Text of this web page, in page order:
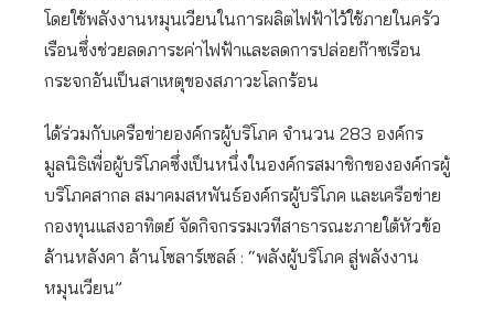
โดยใช้พลังงานหมุนเวียนในการผลิตไฟฟ้าไว้ใช้ภายในครัว
เรือนซึ่งช่วยลดภาระค่าไฟฟ้าและลดการปล่อยก๊าซเรือน
กระจกอันเป็นสาเหตุของสภาวะโลกร้อน
ได้ร่วมกับเครือข่ายองค์กรผู้บริโภค จำนวน 283 องค์กร
มูลนิธิเพื่อผู้บริโภคซึ่งเป็นหนึ่งในองค์กรสมาชิกขององค์กรผู้
บริโภคสากล สมาคมสหพันธ์องค์กรผู้บริโภค และเครือข่าย
กองทุนแสงอาทิตย์ จัดกิจกรรมเวทีสาธารณะภายใต้หัวข้อ
ล้านหลังคา ล้านโซลาร์เซลล์ : “พลังผู้บริโภค สู่พลังงาน
หมุนเวียน”